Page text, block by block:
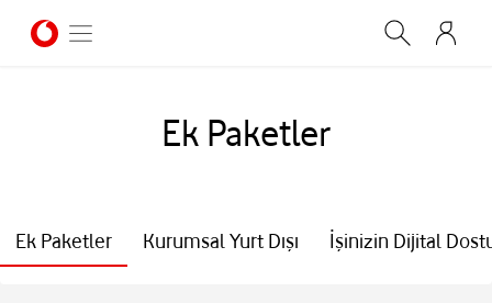
Ek Paketler
Ek Paketler Kurumsal Yurt Dışı İşinizin Dijital